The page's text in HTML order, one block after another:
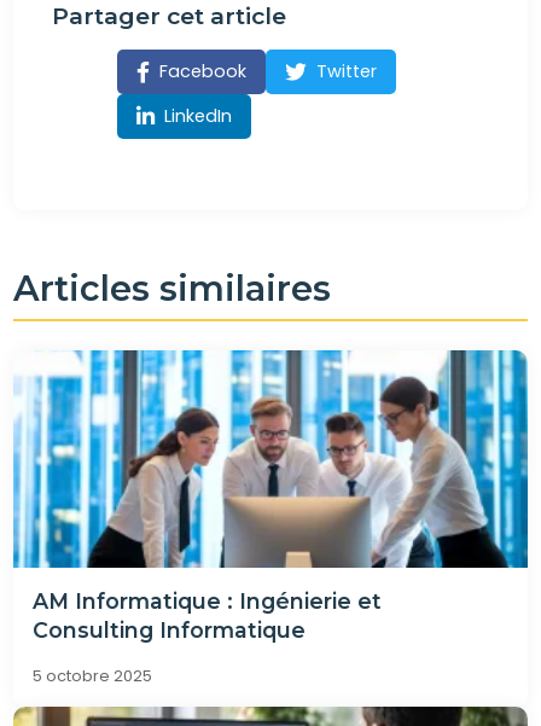
Partager cet article
Facebook
Twitter
LinkedIn
Articles similaires
AM Informatique : Ingénierie et
Consulting Informatique
5 octobre 2025